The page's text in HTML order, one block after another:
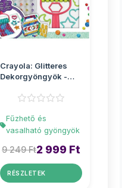
Crayola: Glitteres
Dekorgyöngyök -
sze...
Fűzhető és
vasalható gyöngyök
9 249 Ft2 999 Ft
RÉSZLETEK